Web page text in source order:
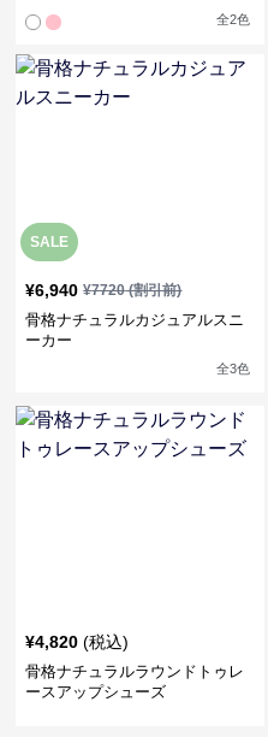
全2色
SALE
¥6,940 ¥7720(割引前)
骨格ナチュラルカジュアルスニ
ーカー
全3色
¥4,820 (税込)
骨格ナチュラルラウンドトゥレ
ースアップシューズ